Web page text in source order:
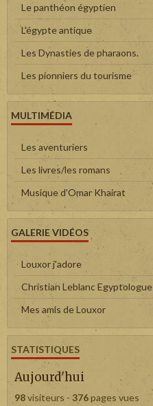
Le panthéon égyptien
L'égypte antique
Les Dynasties de pharaons.
Les pionniers du tourisme
MULTIMÉDIA
Les aventuriers
Les livres/les romans
Musique d'Omar Khairat
GALERIE VIDÉOS
Louxor j'adore
Christian Leblanc Egyptologue
Mes amis de Louxor
STATISTIQUES
Aujourd'hui
98visiteurs - 376pages vues